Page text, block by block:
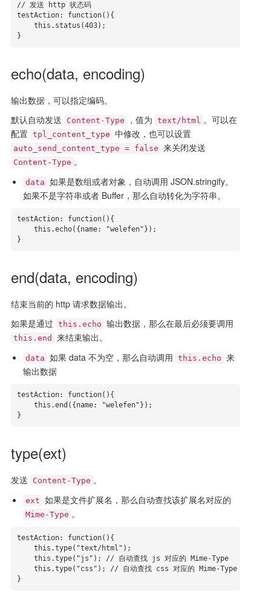
// 发送 http 状态码
testAction: function(){
}
echo(data, encoding)
输出数据，可以指定编码。
默认自动发送
Content-Type ，值为 text/html 。可以在
配置 tpl_content_type 中修改，也可以设置
auto_send_content_type = false 来关闭发送
Content-Type 。
data 如果是数组或者对象，自动调用 JSON.stringify。
如果不是字符串或者 Buffer，那么自动转化为字符串。
testAction: function(){
}
end(data, encoding)
结束当前的 http 请求数据输出。
如果是通过 this.echo 输出数据，那么在最后必须要调用
this.end 来结束输出。
data 如果 data 不为空，那么自动调用 this.echo 来
输出数据
testAction: function(){
}
type(ext)
发送 Content-Type 。
ext 如果是文件扩展名，那么自动查找该扩展名对应的
Mime-Type 。
testAction: function(){
}